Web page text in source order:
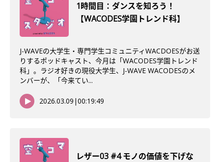
1時間目：ダンスを知ろう！
【WACODES学園トレンド科】
J-WAVEの大学生・専門学生コミュニティWACDOESがお送
りするポッドキャスト、今月は「WACODES学園トレンド
科」。ラジオ好きの現役大学生、J-WAVE WACODESのメ
ンバーが、「今来てい...
2026.03.09 |00:19:49
レザー03 #4 モノの価値を下げな